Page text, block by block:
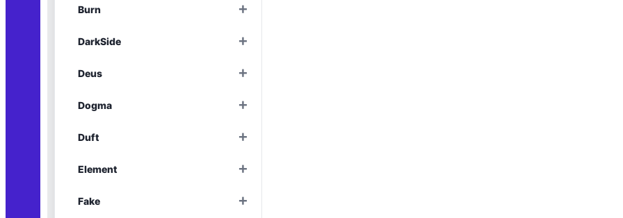
Burn +Раскрыть вложенные категории
DarkSide +Раскрыть вложенные категории
Deus +Раскрыть вложенные категории
Dogma +Раскрыть вложенные категории
Duft +Раскрыть вложенные категории
Element +Раскрыть вложенные категории
Fake +Раскрыть вложенные категории